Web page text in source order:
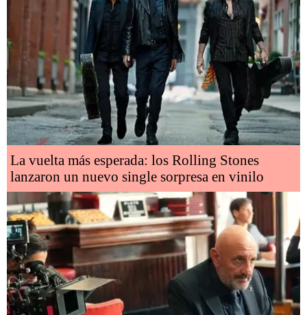
La vuelta más esperada: los Rolling Stones
lanzaron un nuevo single sorpresa en vinilo